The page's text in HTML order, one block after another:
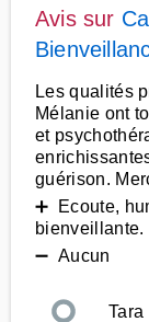
Avis sur
Les qualités
Mélanie ont
et
guérison.
➕ Ecoute,
bienveillante.
➖ Aucun
Tara